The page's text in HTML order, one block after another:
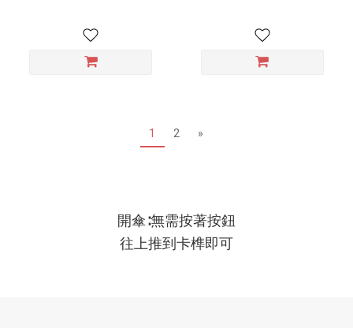
1 2 »
開傘∶無需按著按鈕
往上推到卡榫即可